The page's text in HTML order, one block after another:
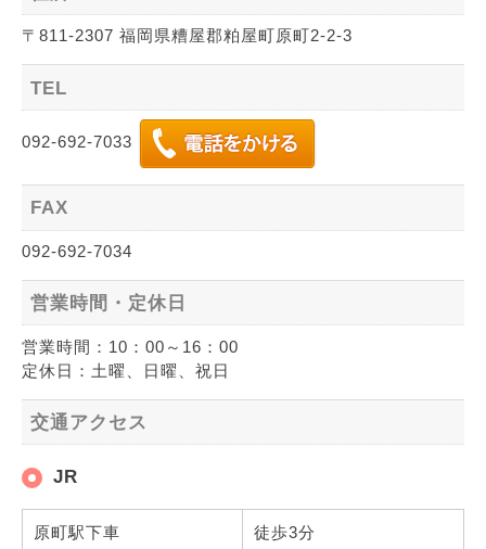
〒811-2307 福岡県糟屋郡粕屋町原町2-2-3
TEL
092-692-7033
FAX
092-692-7034
営業時間・定休日
営業時間：10：00～16：00
定休日：土曜、日曜、祝日
交通アクセス
JR
原町駅下車 徒歩3分